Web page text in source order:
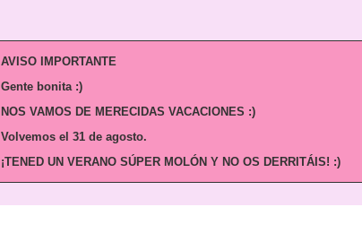
AVISO IMPORTANTE
Gente bonita :)
NOS VAMOS DE MERECIDAS VACACIONES :)
Volvemos el 31 de agosto.
¡TENED UN VERANO SÚPER MOLÓN Y NO OS DERRITÁIS! :)